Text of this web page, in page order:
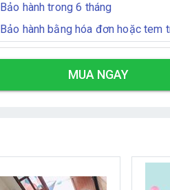
Bảo hành trong 6 tháng
Bảo hành bằng hóa đơn hoặc tem
MUA NGAY